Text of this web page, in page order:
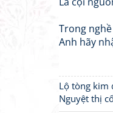
Trong
Anh hãy
Lộ tòng kim
Nguyệt thị